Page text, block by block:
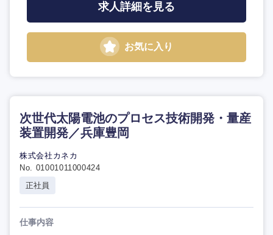
求人詳細を見る
お気に入り
次世代太陽電池のプロセス技術開発・量産
装置開発／兵庫豊岡
株式会社カネカ
No. 01001011000424
正社員
仕事内容